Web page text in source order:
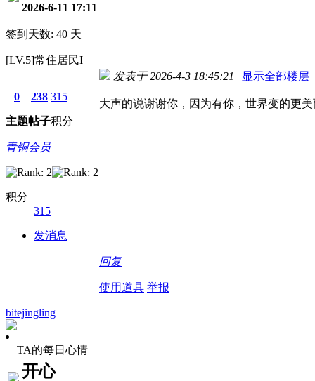
2026-6-11 17:11
签到天数: 40 天
[LV.5]常住居民I
0
主题
238
帖子
315
积分
青铜会员
积分
315
发消息
发表于 2026-4-3 18:45:21 | 显示全部楼层
大声的说谢谢你，因为有你，世界变的更
回复
使用道具 举报
bitejingling
TA的每日心情
开心